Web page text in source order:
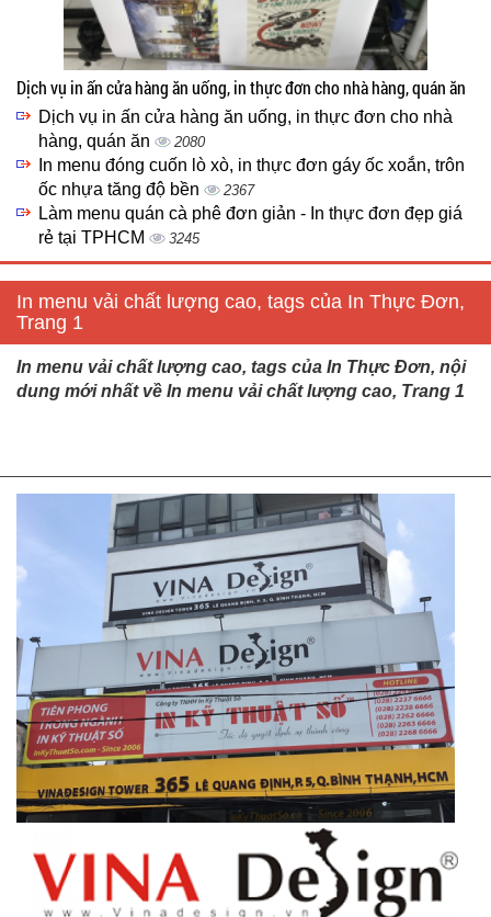
Dịch vụ in ấn cửa hàng ăn uống, in thực đơn cho nhà hàng, quán ăn
Dịch vụ in ấn cửa hàng ăn uống, in thực đơn cho nhà
hàng, quán ăn
2080
In menu đóng cuốn lò xò, in thực đơn gáy ốc xoắn, trôn
ốc nhựa tăng độ bền
2367
Làm menu quán cà phê đơn giản - In thực đơn đẹp giá
rẻ tại TPHCM
3245
In menu vải chất lượng cao, tags của In Thực Đơn,
Trang 1
In menu vải chất lượng cao, tags của In Thực Đơn, nội
dung mới nhất về In menu vải chất lượng cao, Trang 1